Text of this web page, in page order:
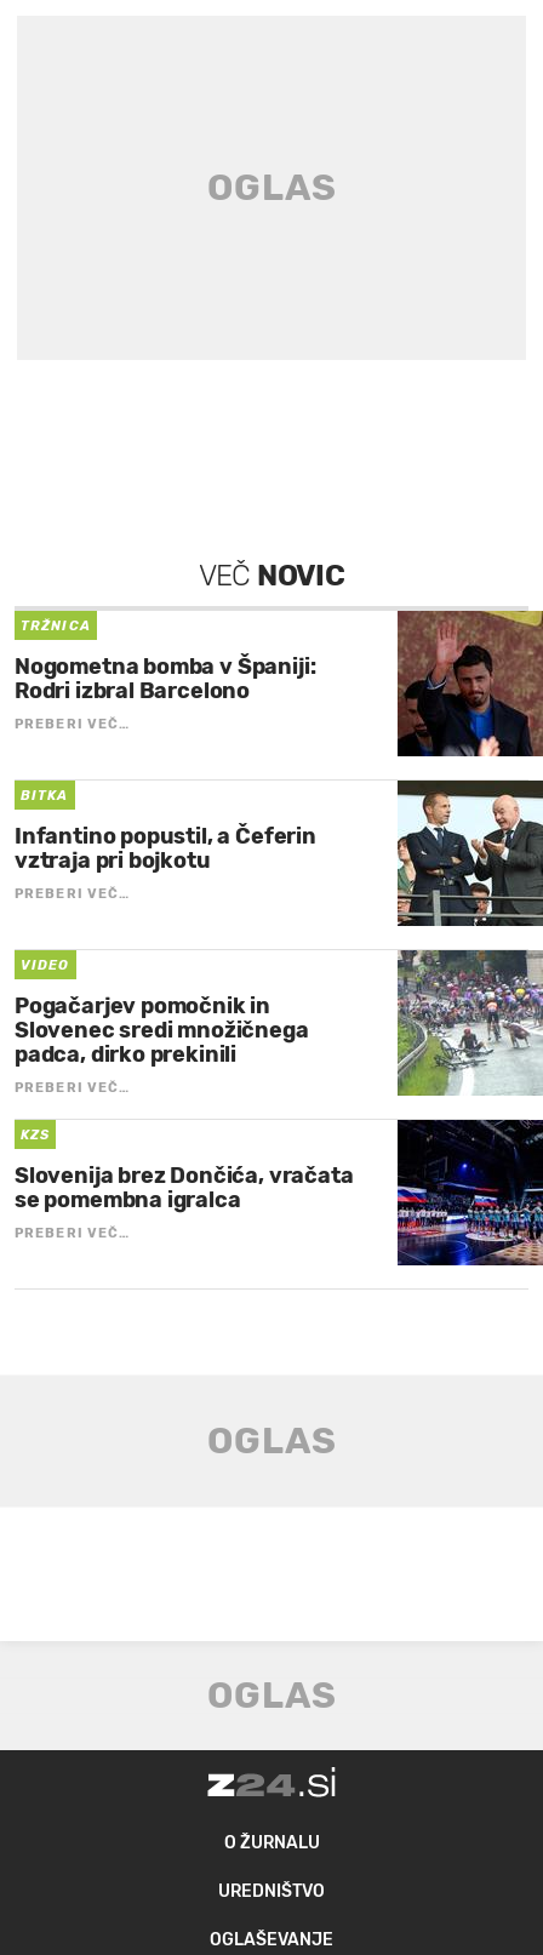
VEČ NOVIC
TRŽNICA
Nogometna bomba v Španiji:
Rodri izbral Barcelono
PREBERI VEČ…
BITKA
Infantino popustil, a Čeferin
vztraja pri bojkotu
PREBERI VEČ…
VIDEO
Pogačarjev pomočnik in
Slovenec sredi množičnega
padca, dirko prekinili
PREBERI VEČ…
KZS
Slovenija brez Dončića, vračata
se pomembna igralca
PREBERI VEČ…
O ŽURNALU
UREDNIŠTVO
OGLAŠEVANJE